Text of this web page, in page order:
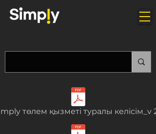
төлем қызметі туралы келісім_v